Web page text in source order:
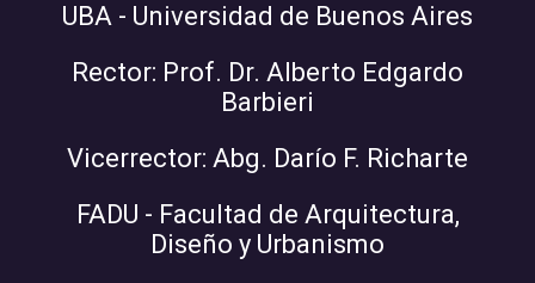
UBA - Universidad de Buenos Aires
Rector: Prof. Dr. Alberto Edgardo
Barbieri
Vicerrector: Abg. Darío F. Richarte
FADU - Facultad de Arquitectura,
Diseño y Urbanismo